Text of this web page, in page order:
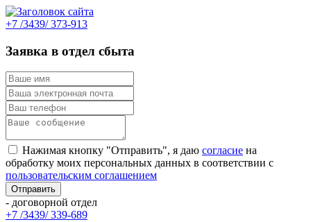
+7 /3439/ 373-913
Заявка в отдел сбыта
Нажимая кнопку "Отправить", я даю согласие на
обработку моих персональных данных в соответствии с
пользовательским соглашением
- договорной отдел
+7 /3439/ 339-689